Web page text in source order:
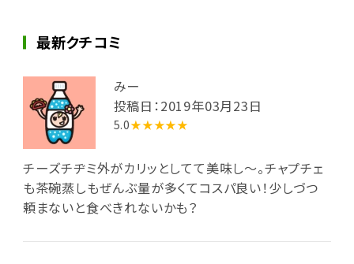
最新クチコミ
みー
投稿日：2019年03月23日
5.0★★★★★
チーズチヂミ外がカリッとしてて美味し〜。チャプチェ
も茶碗蒸しもぜんぶ量が多くてコスパ良い！少しづつ
頼まないと食べきれないかも？